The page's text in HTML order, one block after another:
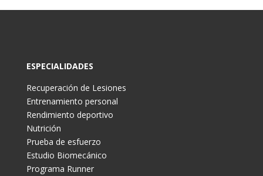
ESPECIALIDADES
Recuperación de Lesiones
Entrenamiento personal
Rendimiento deportivo
Nutrición
Prueba de esfuerzo
Estudio Biomecánico
Programa Runner